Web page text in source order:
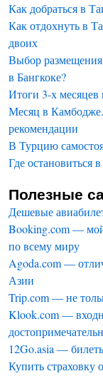
Как добраться в
Как отдохнуть в
двоих
Выбор размещения
в Бангкоке?
Итоги 3-х месяцев
Месяц в
рекомендации
В Турцию
Где остановиться
Полезные
Дешевые
Booking.com —
по всему миру
Agoda.com —
Азии
Trip.com — не
Klook.com —
12Go.asia —
Купить страховку